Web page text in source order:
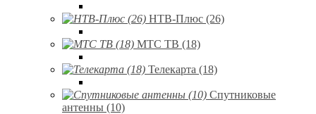
НТВ-Плюс (26)
МТС ТВ (18)
Телекарта (18)
Спутниковые
антенны (10)